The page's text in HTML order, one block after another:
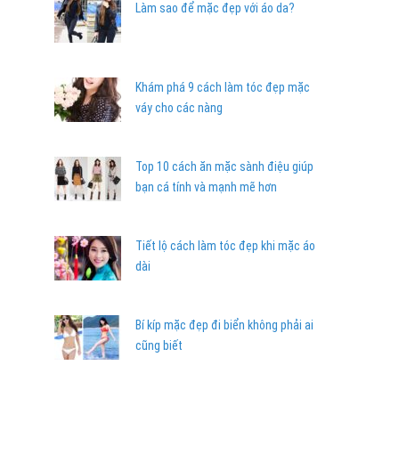
Làm sao để mặc đẹp với áo da?
Khám phá 9 cách làm tóc đẹp mặc
váy cho các nàng
Top 10 cách ăn mặc sành điệu giúp
bạn cá tính và mạnh mẽ hơn
Tiết lộ cách làm tóc đẹp khi mặc áo
dài
Bí kíp mặc đẹp đi biển không phải ai
cũng biết